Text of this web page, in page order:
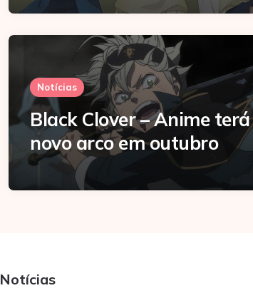
Notícias
Black Clover – Anime terá
novo arco em outubro
Notícias